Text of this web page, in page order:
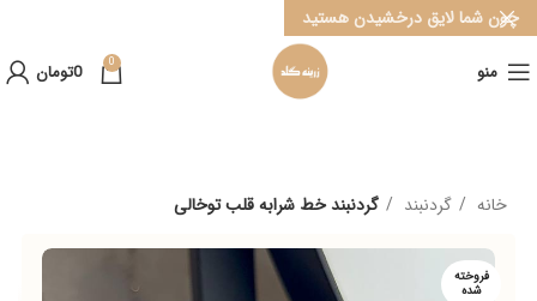
منو 0
0تومان
خانه گردنبند گردنبند خط شرابه قلب توخالی
فروخته
شده
چون شما لایق درخشیدن هستید